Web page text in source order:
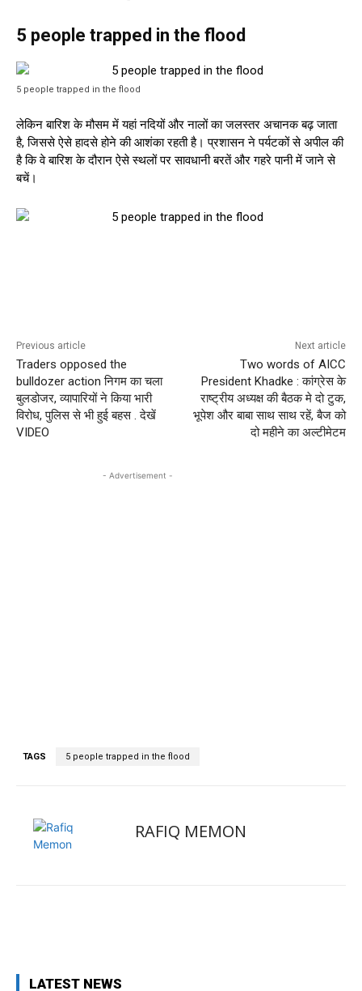
5 people trapped in the flood
5 people trapped in the flood
लेकिन बारिश के मौसम में यहां नदियों और नालों का जलस्तर अचानक बढ़ जाता
है, जिससे ऐसे हादसे होने की आशंका रहती है। प्रशासन ने पर्यटकों से अपील की
है कि वे बारिश के दौरान ऐसे स्थलों पर सावधानी बरतें और गहरे पानी में जाने से
बचें।
Previous article
Traders opposed the
bulldozer action निगम का चला
बुलडोजर, व्यापारियों ने किया भारी
विरोध, पुलिस से भी हुई बहस . देखें
VIDEO
Next article
Two words of AICC
President Khadke : कांग्रेस के
राष्ट्रीय अध्यक्ष की बैठक मे दो टुक,
भूपेश और बाबा साथ साथ रहें, बैज को
दो महीने का अल्टीमेटम
- Advertisement -
TAGS 5 people trapped in the flood
RAFIQ MEMON
LATEST NEWS